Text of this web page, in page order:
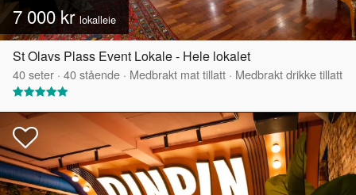
7 000 krlokalleie
St Olavs Plass Event Lokale - Hele lokalet
40seter · 40stående · Medbrakt mat tillatt · Medbrakt drikke tillatt